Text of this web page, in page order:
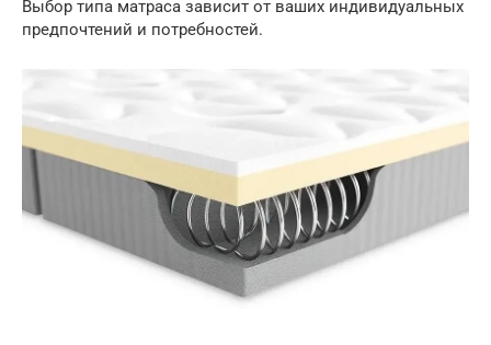
Выбор типа матраса зависит от ваших индивидуальных
предпочтений и потребностей.